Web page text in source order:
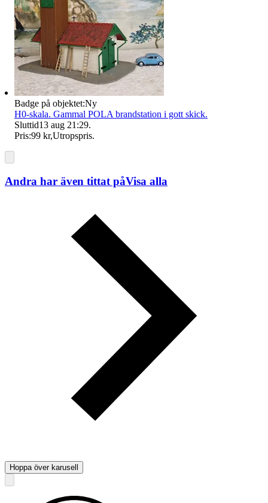
Badge på objektet:Ny
H0-skala. Gammal POLA brandstation i gott skick.
Sluttid13 aug 21:29.
Pris:99 kr,Utropspris.
Andra har även tittat påVisa alla
Hoppa över karusell